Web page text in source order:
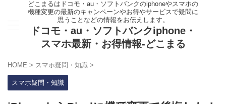
どこまるはドコモ・au・ソフトバンクのiphoneやスマホの
機種変更の最新のキャンペーンやお得やサービスで疑問に
思うことなどの情報をお伝えします。
ドコモ・au・ソフトバンクiphone・
スマホ最新・お得情報-どこまる
HOME > スマホ疑問・知識 >
スマホ疑問・知識